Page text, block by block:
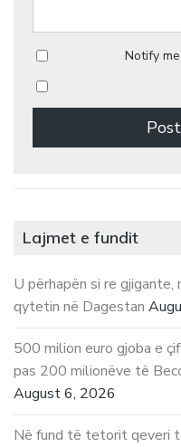
Notify
Lajmet e fundit
U përhapën si re gjigante,
qytetin në Dagestan
500 milion euro gjoba e
pas 200 milionëve të
August 6, 2026
Në fund të tetorit qeveri